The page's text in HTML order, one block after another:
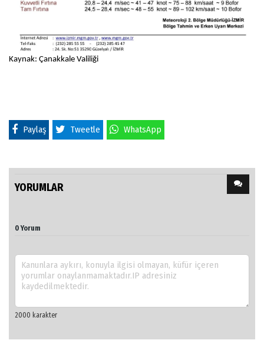
Kaynak: Çanakkale Valiliği
Paylaş Tweetle WhatsApp
YORUMLAR
0 Yorum